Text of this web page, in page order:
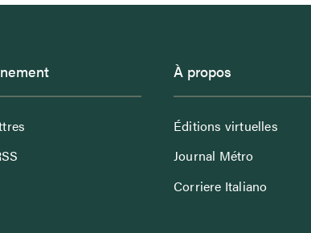
À propos
Éditions virtuelles
Journal Métro
Corriere Italiano